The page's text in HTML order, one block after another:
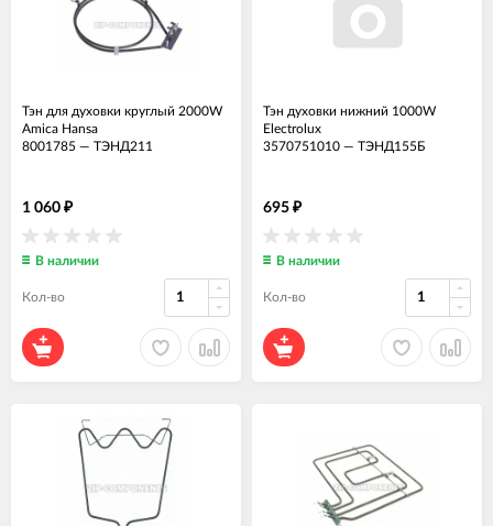
Тэн для духовки круглый 2000W
Amica Hansa
8001785 — ТЭНД211
1 060 ₽
В наличии
Кол-во
Тэн духовки нижний 1000W
Electrolux
3570751010 — ТЭНД155Б
695 ₽
В наличии
Кол-во